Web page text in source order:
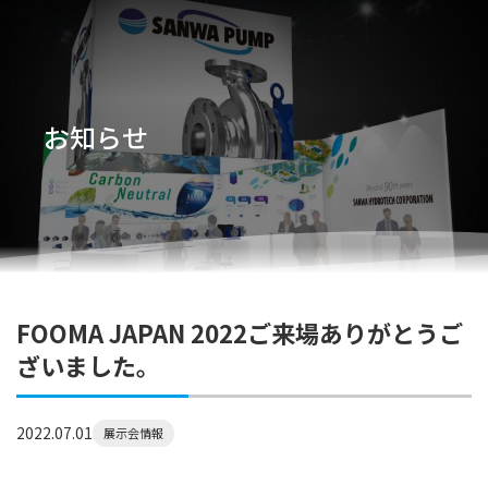
お知らせ
FOOMA JAPAN 2022ご来場ありがとうご
ざいました。
2022.07.01 展示会情報